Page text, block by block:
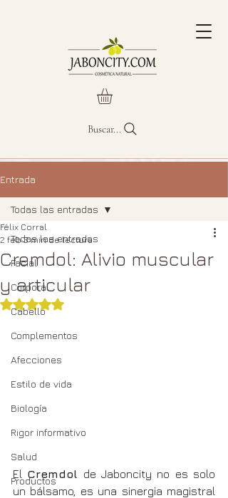
Buscar...
Entrada
Todas las entradas
Facial
Corporal
Cabello
Complementos
Afecciones
Estilo de vida
Biología
Rigor informativo
Salud
Productos
Todas las entradas
Cremdol: Alivio muscular
y articular
Félix Corral
2 feb 3 min de lectura
Obtuvo NaN de 5 estrellas.
El Cremdol
de Jaboncity no es solo
un bálsamo, es una sinergia magistral